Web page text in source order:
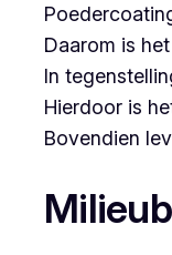
Daarom is
In
Hierdoor is
Bovendien